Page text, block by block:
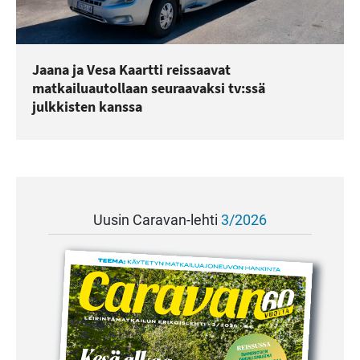
Jaana ja Vesa Kaartti reissaavat
matkailuautollaan seuraavaksi tv:ssä
julkkisten kanssa
Uusin Caravan-lehti 3/2026